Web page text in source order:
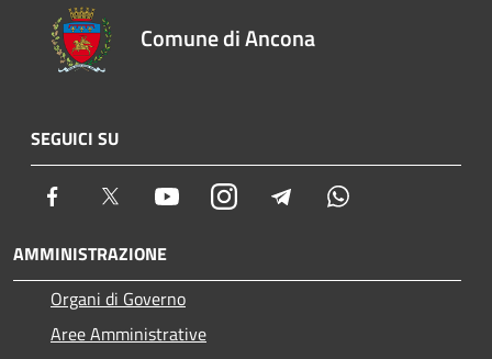
Comune di Ancona
SEGUICI SU
Facebook Twitter YoutubeInstagram Telegram
AMMINISTRAZIONE
Organi di Governo
Aree Amministrative